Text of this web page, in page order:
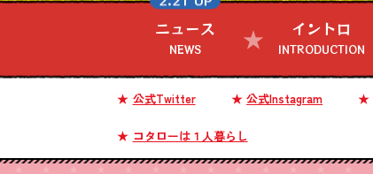
ニュース
NEWS
イントロ
INTRODUCTION
公式Twitter 公式Instagram
コタローは１人暮らし